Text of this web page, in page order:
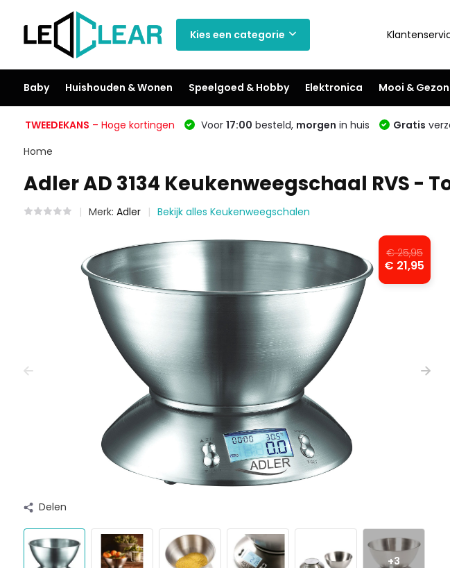
Kies een categorie
Baby Huishouden & Wonen Speelgoed & Hobby Elektronica Mooi &
TWEEDEKANS – Hoge kortingen Voor 17:00 besteld, morgen in huis Gratis
Home
Adler AD 3134 Keukenweegschaal RVS -
Merk: Adler Bekijk alles Keukenweegschalen
€ 25,95
€ 21,95
Delen
+3